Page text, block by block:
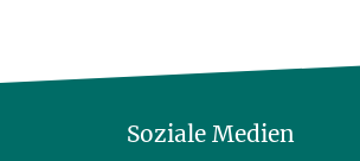
Soziale Medien